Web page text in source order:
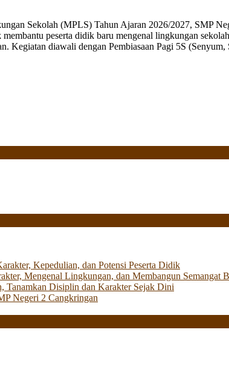
Sekolah (MPLS) Tahun Ajaran 2026/2027, SMP
peserta didik baru mengenal lingkungan
Kegiatan diawali dengan Pembiasaan Pagi 5S
Kepedulian, dan Potensi Peserta Didik
Mengenal Lingkungan, dan Membangun Semangat
Tanamkan Disiplin dan Karakter Sejak Dini
Negeri 2 Cangkringan